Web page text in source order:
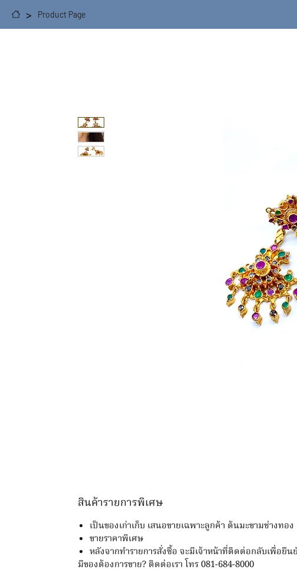
> Product Page
สินค้ารายการพิเศษ
เป็นของเก่าเก็บ เสนอขายเฉพาะลูกค้า ต้นมะขามช่างทอง
ขายราคาพิเศษ
หลังจากทำรายการสั่งซื้อ จะมีเจ้าหน้าที่ติดต่อกลับเพื่อยืน
มีของต้องการขาย? ติดต่อเรา โทร 081-684-8000